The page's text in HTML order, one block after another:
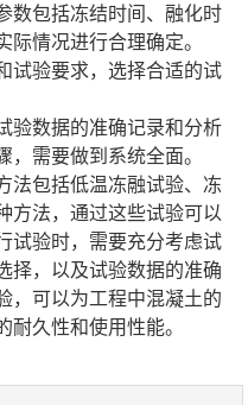
数包括冻结时间、融化时
情况进行合理确定。
试验要求，选择合适的试
验数据的准确记录和分析
需要做到系统全面。
法包括低温冻融试验、冻
方法，通过这些试验可以
试验时，需要充分考虑试
择，以及试验数据的准确
，可以为工程中混凝土的
久性和使用性能。